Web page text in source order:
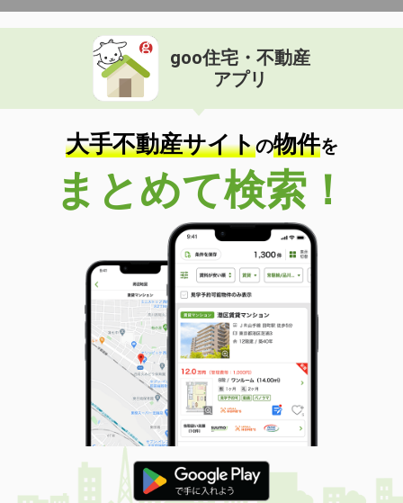
goo住宅・不動産
アプリ
大手不動産サイトの物件を
まとめて検索！